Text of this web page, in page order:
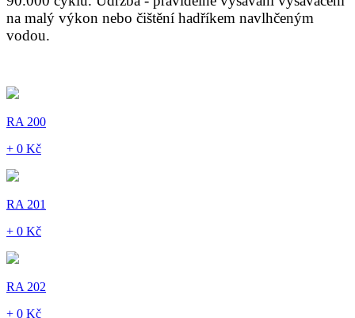
na malý výkon nebo čištění hadříkem navlhčeným
vodou.
RA 200
+ 0 Kč
RA 201
+ 0 Kč
RA 202
+ 0 Kč